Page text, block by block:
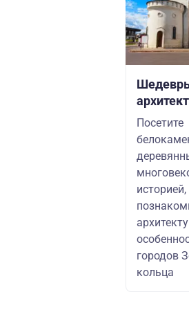
Посетите
историей,
городов
кольца